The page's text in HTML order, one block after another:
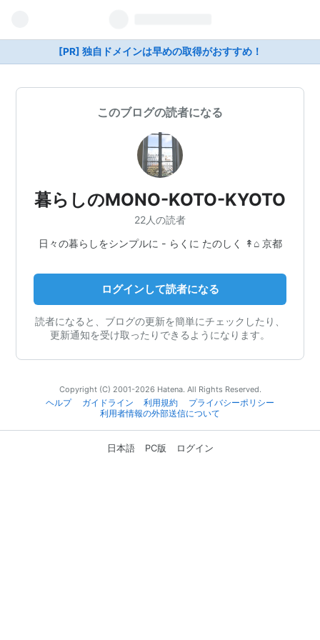
[PR] 独自ドメインは早めの取得がおすすめ！
このブログの読者になる
暮らしのMONO-KOTO-KYOTO
22人の読者
日々の暮らしをシンプルに - らくに たのしく ↟⌂ 京都
ログインして読者になる
読者になると、ブログの更新を簡単にチェックしたり、
更新通知を受け取ったりできるようになります。
Copyright (C) 2001-2026 Hatena. All Rights Reserved.
ヘルプ
ガイドライン 利用規約
プライバシーポリシー
利用者情報の外部送信について
日本語 PC版 ログイン